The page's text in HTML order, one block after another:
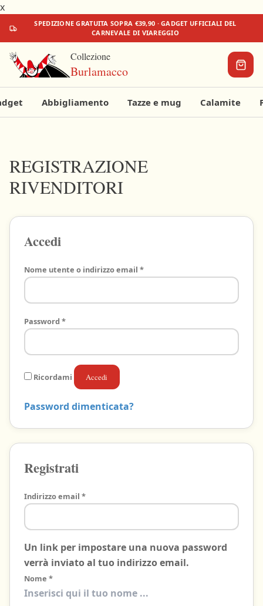
x
SPEDIZIONEGRATUITA SOPRA €39,90 · GADGET UFFICIALI DEL
CARNEVALE DI VIAREGGIO
Collezione
Burlamacco
Abbigliamento Tazze e mug Calamite
Aggiungi
qualcosa
Carrello
vuoto
Carnevale
aspetta:
gadget!
REGISTRAZIONE
RIVENDITORI
Accedi
Nome utente o indirizzo email *Richiesto
Password *Richiesto
Ricordami Accedi
Password dimenticata?
Registrati
Indirizzo email *Richiesto
Un link per impostare una nuova password
verrà inviato al tuo indirizzo email.
Nome *